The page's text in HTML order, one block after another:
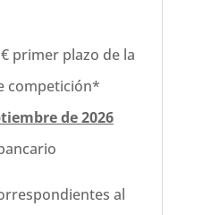
primer plazo de la
competición*
de 2026
al